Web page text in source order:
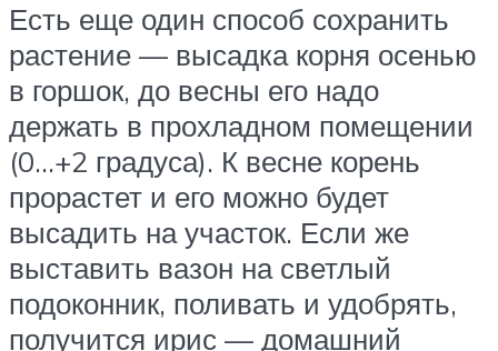
Есть еще один способ сохранить
растение — высадка корня осенью
в горшок, до весны его надо
держать в прохладном помещении
(0…+2 градуса). К весне корень
прорастет и его можно будет
высадить на участок. Если же
выставить вазон на светлый
подоконник, поливать и удобрять,
получится ирис — домашний